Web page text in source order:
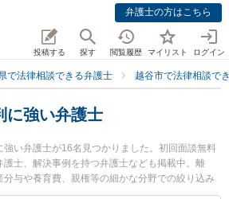
弁護士の方はこちら
投稿する 探す 閲覧履歴 マイリスト ログイン
で法律相談できる弁護士 越谷市で法律相談で
に強い弁護士
い弁護士が16名見つかりました。初回面談無料
士、解決事例を持つ弁護士なども掲載中。離
与や養育費、親権等の細かな分野での絞り込み
ーベスト法律事務所 越谷オフィスの藤井 伸一郎